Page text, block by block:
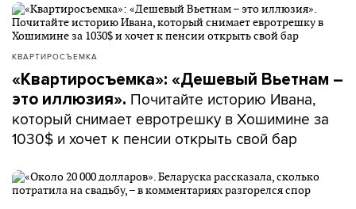
КВАРТИРОСЪЕМКА
«Квартиросъемка»: «Дешевый Вьетнам –
это иллюзия». Почитайте историю Ивана,
который снимает евротрешку в Хошимине за
1030$ и хочет к пенсии открыть свой бар